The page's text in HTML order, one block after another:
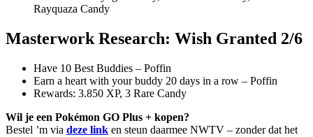
Rayquaza Candy
Masterwork Research: Wish Granted 2/6
Have 10 Best Buddies – Poffin
Earn a heart with your buddy 20 days in a row – Poffin
Rewards: 3.850 XP, 3 Rare Candy
Wil je een Pokémon GO Plus + kopen?
Bestel ’m via deze link en steun daarmee NWTV – zonder dat het